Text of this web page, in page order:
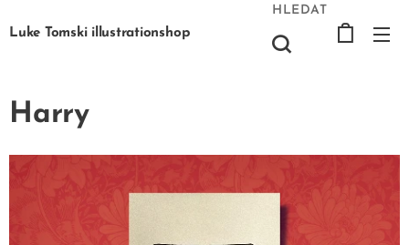
Luke Tomski illustrationshop
HLEDAT
Harry